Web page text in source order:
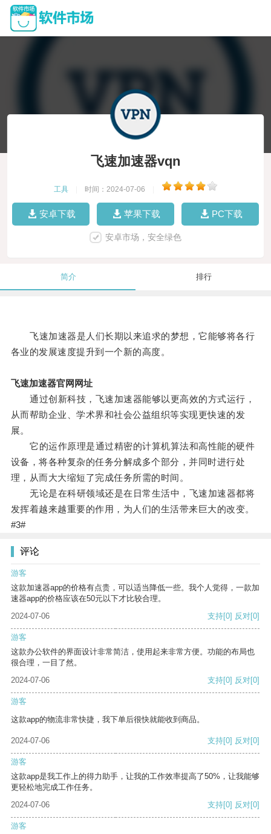
飞速加速器vqn
工具 时间：2024-07-06
安卓下载 苹果下载 PC下载
安卓市场，安全绿色
简介 排行
飞速加速器是人们长期以来追求的梦想，它能够将各行
各业的发展速度提升到一个新的高度。
飞速加速器官网网址
通过创新科技，飞速加速器能够以更高效的方式运行，
从而帮助企业、学术界和社会公益组织等实现更快速的发
展。
它的运作原理是通过精密的计算机算法和高性能的硬件
设备，将各种复杂的任务分解成多个部分，并同时进行处
理，从而大大缩短了完成任务所需的时间。
无论是在科研领域还是在日常生活中，飞速加速器都将
发挥着越来越重要的作用，为人们的生活带来巨大的改变。
#3#
评论
游客
这款加速器app的价格有点贵，可以适当降低一些。我个人觉得，一款加
速器app的价格应该在50元以下才比较合理。
2024-07-06
支持[0] 反对[0]
游客
这款办公软件的界面设计非常简洁，使用起来非常方便。功能的布局也
很合理，一目了然。
2024-07-06
支持[0] 反对[0]
游客
这款app的物流非常快捷，我下单后很快就能收到商品。
2024-07-06 支持[0] 反对[0]
游客
这款app是我工作上的得力助手，让我的工作效率提高了50%，让我能够
更轻松地完成工作任务。
2024-07-06
支持[0] 反对[0]
游客